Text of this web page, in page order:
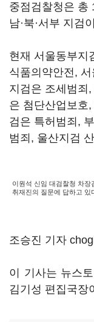
중점검찰청은 총
남·북·서부 지검
현재 서울동부지
식품의약안전,
지검은 조세범죄
은 첨단산업보호
검은 특허범죄,
범죄, 울산지검
이원석 신임 대검찰청 차장
취재진의 질문에 답하고 있
조승진 기자
이 기사는 뉴스
김기성 편집국장